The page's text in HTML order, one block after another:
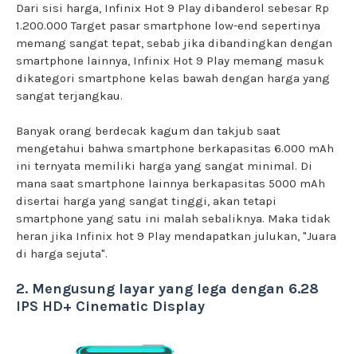
Dari sisi harga, Infinix Hot 9 Play dibanderol sebesar Rp
1.200.000 Target pasar smartphone low-end sepertinya
memang sangat tepat, sebab jika dibandingkan dengan
smartphone lainnya, Infinix Hot 9 Play memang masuk
dikategori smartphone kelas bawah dengan harga yang
sangat terjangkau.
Banyak orang berdecak kagum dan takjub saat
mengetahui bahwa smartphone berkapasitas 6.000 mAh
ini ternyata memiliki harga yang sangat minimal. Di
mana saat smartphone lainnya berkapasitas 5000 mAh
disertai harga yang sangat tinggi, akan tetapi
smartphone yang satu ini malah sebaliknya. Maka tidak
heran jika Infinix hot 9 Play mendapatkan julukan, "Juara
di harga sejuta".
2. Mengusung layar yang lega dengan 6.28
IPS HD+ Cinematic Display